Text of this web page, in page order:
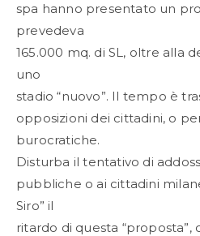
spa hanno presentato un
prevedeva
165.000 mq. di SL, oltre alla
uno
stadio “nuovo”. Il tempo è
opposizioni dei cittadini, o
burocratiche.
Disturba il tentativo di
pubbliche o ai cittadini
Siro” il
ritardo di questa “proposta”,